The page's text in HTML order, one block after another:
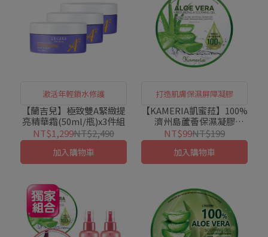
激活年輕鎖水修護
【蘭吉兒】極致雙A緊緻提
亮精華霜(50ml/瓶)x3件組
NT$1,299NT$2,490
加入購物車
打造肌膚保濕屏障凝膠
【KAMERIA凱蜜菈】100%
濟州島蘆薈保濕凝膠
(300ml/瓶)
NT$99NT$199
加入購物車